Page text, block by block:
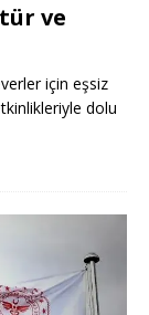
ve
için eşsiz
dolu